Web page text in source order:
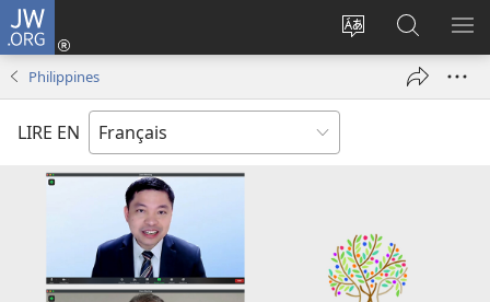
JW.ORG
Changer
langue
Se
connecter
nouvelle
sur
JW.ORG
Philippines
LIRE EN